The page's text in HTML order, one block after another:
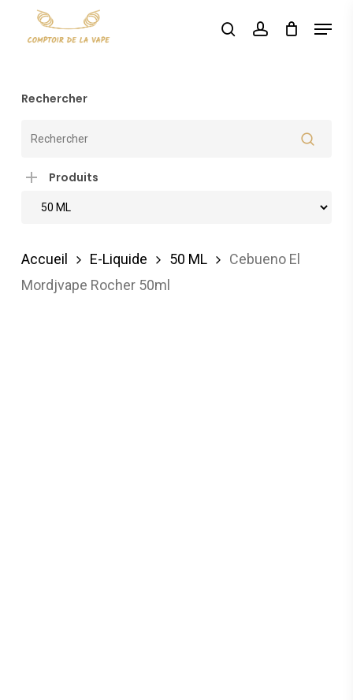
searchaccount
Menu
Rechercher
Produits
Accueil E-Liquide 50 ML
Cebueno El
Mordjvape Rocher 50ml